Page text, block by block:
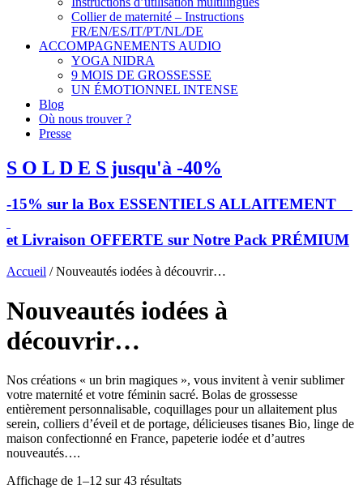
Collier de maternité – Instructions
FR/EN/ES/IT/PT/NL/DE
ACCOMPAGNEMENTS AUDIO
YOGA NIDRA
9 MOIS DE GROSSESSE
UN ÉMOTIONNEL INTENSE
Blog
Où nous trouver ?
Presse
S O L D E S jusqu'à -40%
-15% sur la Box ESSENTIELS ALLAITEMENT
et Livraison OFFERTE sur Notre Pack PRÉMIUM
Accueil / Nouveautés iodées à découvrir…
Nouveautés iodées à
découvrir…
Nos créations « un brin magiques », vous invitent à venir sublimer
votre maternité et votre féminin sacré. Bolas de grossesse
entièrement personnalisable, coquillages pour un allaitement plus
serein, colliers d’éveil et de portage, délicieuses tisanes Bio, linge de
maison confectionné en France, papeterie iodée et d’autres
nouveautés….
Affichage de 1–12 sur 43 résultats